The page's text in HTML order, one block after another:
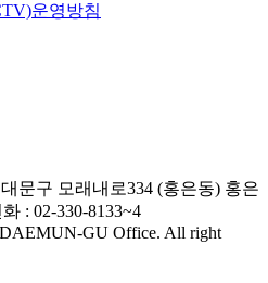
운영방침
문구 모래내로334 (홍은동) 홍은
: 02-330-8133~4
GU Office. All right